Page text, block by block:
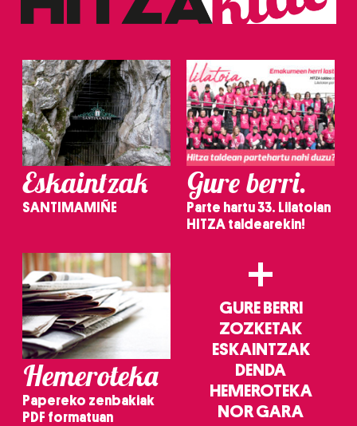
Eskaintzak
SANTIMAMIÑE
Gure berri.
Parte hartu 33. Lilatoian
HITZA taldearekin!
Hemeroteka
Papereko zenbakiak
PDF formatuan
+
GURE BERRI
ZOZKETAK
ESKAINTZAK
DENDA
HEMEROTEKA
NOR GARA